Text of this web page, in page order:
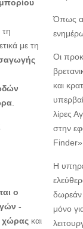
τη
με τη
ο
-
χώρας και
Όπως
Οι
και
λίρες
στην
Η
δωρεάν
μόνο